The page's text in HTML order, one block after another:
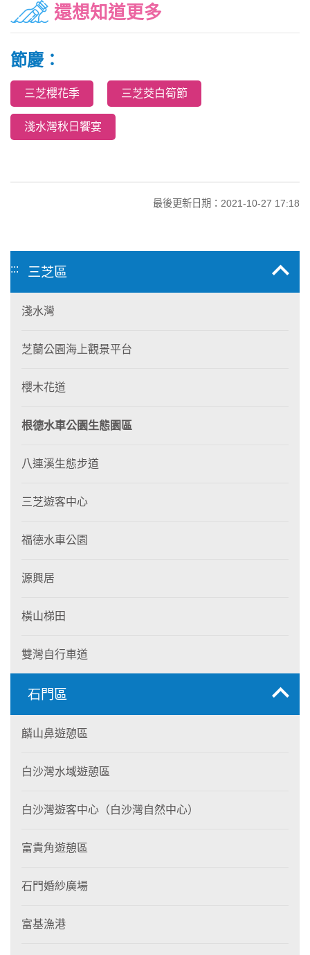
還想知道更多
節慶：
三芝櫻花季 三芝茭白筍節
淺水灣秋日饗宴
最後更新日期：2021-10-27 17:18
::: 三芝區
淺水灣
芝蘭公園海上觀景平台
櫻木花道
根德水車公園生態園區
八連溪生態步道
三芝遊客中心
福德水車公園
源興居
橫山梯田
雙灣自行車道
石門區
麟山鼻遊憩區
白沙灣水域遊憩區
白沙灣遊客中心（白沙灣自然中心）
富貴角遊憩區
石門婚紗廣場
富基漁港